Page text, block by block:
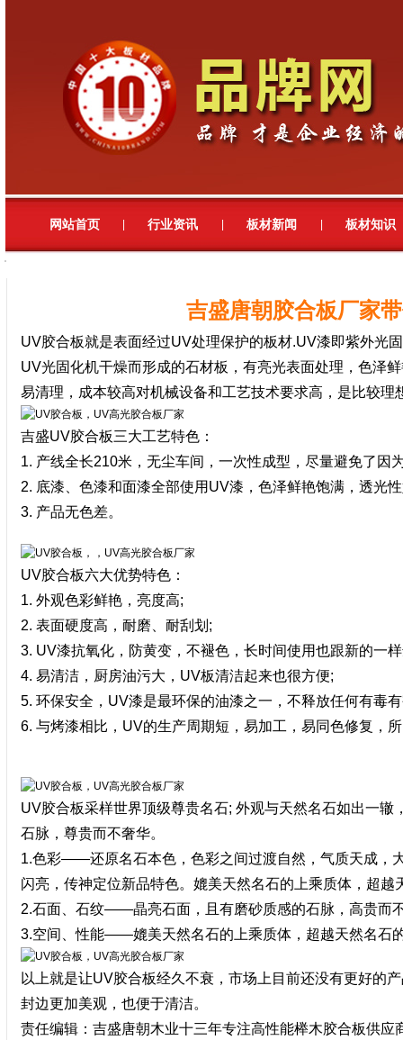
网站首页 行业资讯 板材新闻 板材知识
吉盛唐朝胶合板厂家
UV胶合板就是表面经过UV处理保护的板材.UV漆即紫外光
UV光固化机干燥而形成的石材板，有亮光表面处理，色泽
易清理，成本较高对机械设备和工艺技术要求高，是比较理
吉盛UV胶合板三大工艺特色：
1. 产线全长210米，无尘车间，一次性成型，尽量避免了
2. 底漆、色漆和面漆全部使用UV漆，色泽鲜艳饱满，透光
3. 产品无色差。
UV胶合板六大优势特色：
1. 外观色彩鲜艳，亮度高;
2. 表面硬度高，耐磨、耐刮划;
3. UV漆抗氧化，防黄变，不褪色，长时间使用也跟新的一
4. 易清洁，厨房油污大，UV板清洁起来也很方便;
5. 环保安全，UV漆是最环保的油漆之一，不释放任何有毒
6. 与烤漆相比，UV的生产周期短，易加工，易同色修复，
UV胶合板采样世界顶级尊贵名石; 外观与天然名石如出一
石脉，尊贵而不奢华。
1.色彩——还原名石本色，色彩之间过渡自然，气质天成，
闪亮，传神定位新品特色。媲美天然名石的上乘质体，超
2.石面、石纹——晶亮石面，且有磨砂质感的石脉，高贵而
3.空间、性能——媲美天然名石的上乘质体，超越天然名石
以上就是让UV胶合板经久不衰，市场上目前还没有更好的
封边更加美观，也便于清洁。
责任编辑：吉盛唐朝木业十三年专注高性能榉木胶合板供应